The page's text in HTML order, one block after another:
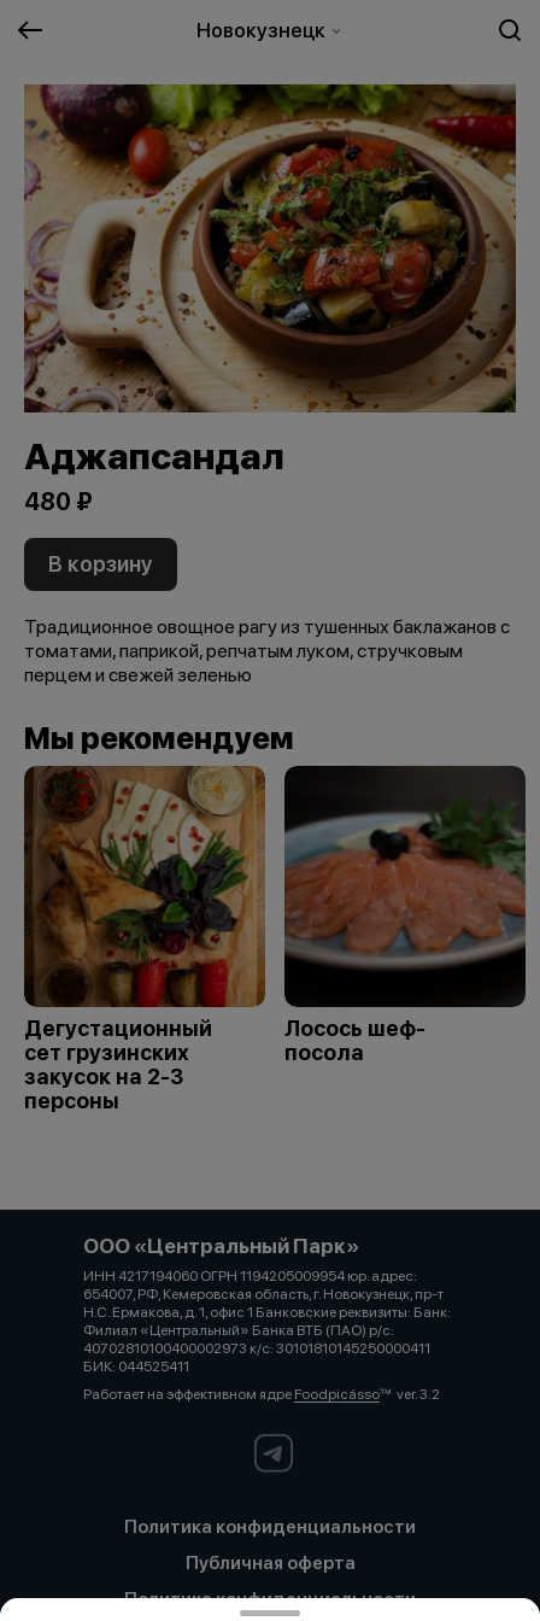
Новокузнецк
Аджапсандал
480 ₽
В корзину
Традиционное овощное рагу из тушенных баклажанов с
томатами, паприкой, репчатым луком, стручковым
перцем и свежей зеленью
Мы рекомендуем
Дегустационный
сет грузинских
закусок на 2-3
персоны
Лосось шеф-
посола
ООО «Центральный Парк»
ИНН 4217194060 ОГРН 1194205009954 юр. адрес:
654007, РФ, Кемеровская область, г. Новокузнецк, пр-т
Н.С. Ермакова, д. 1, офис 1 Банковские реквизиты: Банк:
Филиал «Центральный» Банка ВТБ (ПАО) р/с:
40702810100400002973 к/с: 30101810145250000411
БИК: 044525411
Работает на эффективном ядре Foodpicássover. 3.2
Политика конфиденциальности
Публичная оферта
Политика конфиденциальности